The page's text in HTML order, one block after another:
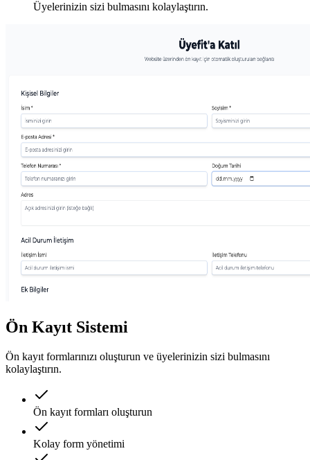
Üyelerinizin sizi bulmasını kolaylaştırın.
Ön Kayıt Sistemi
Ön kayıt formlarınızı oluşturun ve üyelerinizin sizi bulmasını
kolaylaştırın.
Ön kayıt formları oluşturun
Kolay form yönetimi